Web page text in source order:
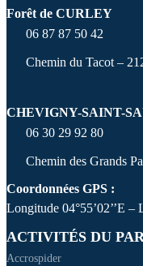
Forêt de CURLEY
06 87 87 50 42
Chemin du Tacot –
CHEVIGNY-SAINT-
06 30 29 92 80
Chemin des Grands
Coordonnées GPS :
Longitude 04°55’02’’E –
ACTIVITÉS DU
Accrospider